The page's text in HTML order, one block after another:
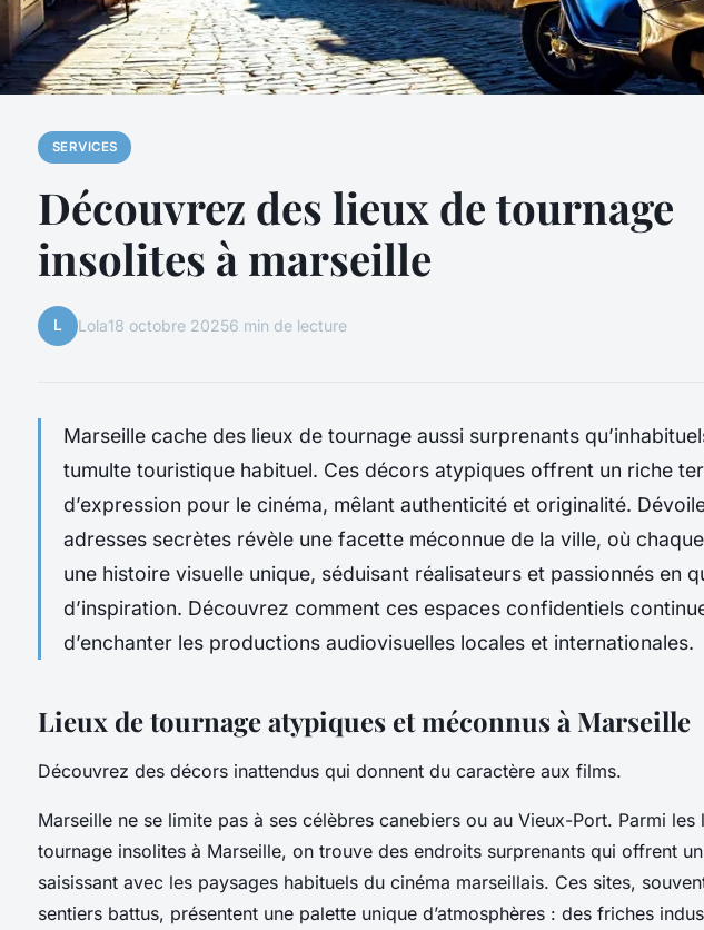
SERVICES
Découvrez des lieux de tournage
insolites à marseille
L Lola18 octobre 20256 min de lecture
Marseille cache des lieux de tournage aussi surprenants
tumulte touristique habituel. Ces décors atypiques offrent un riche
d’expression pour le cinéma, mêlant authenticité et originalité.
adresses secrètes révèle une facette méconnue de la ville, où
une histoire visuelle unique, séduisant réalisateurs et passionnés en
d’inspiration. Découvrez comment ces espaces confidentiels
d’enchanter les productions audiovisuelles locales et internationales.
Lieux de tournage atypiques et méconnus à Marseille
Découvrez des décors inattendus qui donnent du caractère aux films.
Marseille ne se limite pas à ses célèbres canebiers ou au Vieux-Port. Parmi les
tournage insolites à Marseille, on trouve des endroits surprenants qui offrent
saisissant avec les paysages habituels du cinéma marseillais. Ces sites,
sentiers battus, présentent une palette unique d’atmosphères : des friches